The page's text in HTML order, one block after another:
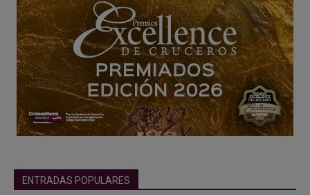
ENTRADAS POPULARES